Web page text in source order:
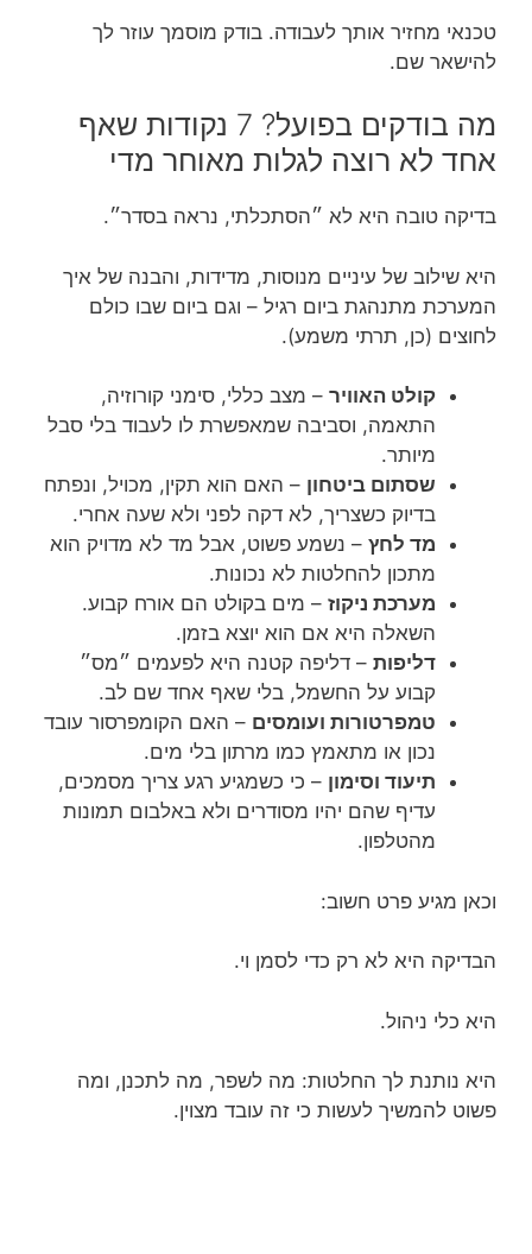
טכנאי מחזיר אותך לעבודה. בודק מוסמך עוזר לך
להישאר שם.
מה בודקים בפועל? 7 נקודות שאף
אחד לא רוצה לגלות מאוחר מדי
בדיקה טובה היא לא ״הסתכלתי, נראה בסדר״.
היא שילוב של עיניים מנוסות, מדידות, והבנה של איך
המערכת מתנהגת ביום רגיל – וגם ביום שבו כולם
לחוצים (כן, תרתי משמע).
קולט האוויר – מצב כללי, סימני קורוזיה,
התאמה, וסביבה שמאפשרת לו לעבוד בלי סבל
מיותר.
שסתום ביטחון – האם הוא תקין, מכויל, ונפתח
בדיוק כשצריך, לא דקה לפני ולא שעה אחרי.
מד לחץ – נשמע פשוט, אבל מד לא מדויק הוא
מתכון להחלטות לא נכונות.
מערכת ניקוז – מים בקולט הם אורח קבוע.
השאלה היא אם הוא יוצא בזמן.
דליפות – דליפה קטנה היא לפעמים ״מס״
קבוע על החשמל, בלי שאף אחד שם לב.
טמפרטורות ועומסים – האם הקומפרסור עובד
נכון או מתאמץ כמו מרתון בלי מים.
תיעוד וסימון – כי כשמגיע רגע צריך מסמכים,
עדיף שהם יהיו מסודרים ולא באלבום תמונות
מהטלפון.
וכאן מגיע פרט חשוב:
הבדיקה היא לא רק כדי לסמן וי.
היא כלי ניהול.
היא נותנת לך החלטות: מה לשפר, מה לתכנן, ומה
פשוט להמשיך לעשות כי זה עובד מצוין.